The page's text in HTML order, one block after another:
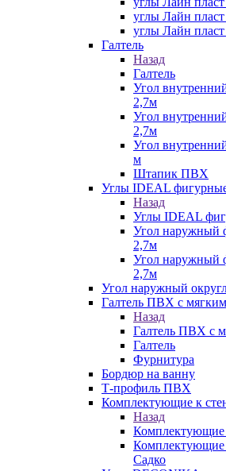
углы Лайн
углы Лайн
Галтель
Назад
Галтель
Угол
2,7м
Угол
2,7м
Угол
м
Штапик ПВХ
Углы IDEAL
Назад
Углы IDEAL
Угол наружный
2,7м
Угол наружный
2,7м
Угол наружный
Галтель ПВХ с
Назад
Галтель ПВХ с
Галтель
Фурнитура
Бордюр на ванну
Т-профиль ПВХ
Комплектующие к
Назад
Комплектующие
Комплектующие
Садко